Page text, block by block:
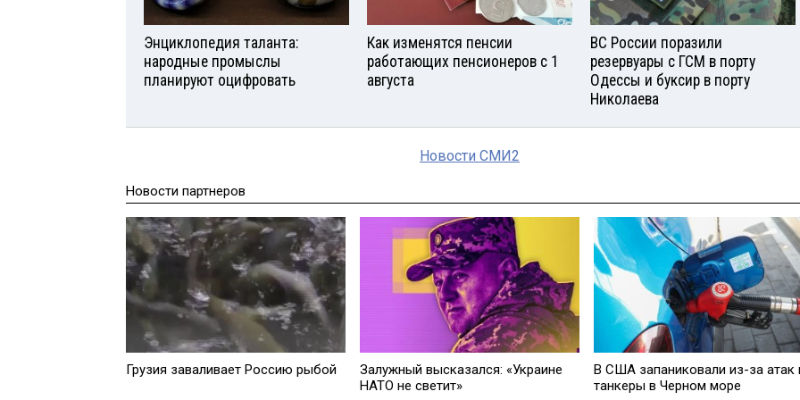
Энциклопедия таланта:
народные промыслы
планируют оцифровать
Как изменятся пенсии
работающих пенсионеров с 1
августа
ВС России поразили
резервуары с ГСМ в порту
Одессы и буксир в порту
Николаева
Новости СМИ2
Новости партнеров
Грузия заваливает Россию рыбой
Залужный высказался: «Украине
НАТО не светит»
В США запаниковали из-за атак
танкеры в Черном море